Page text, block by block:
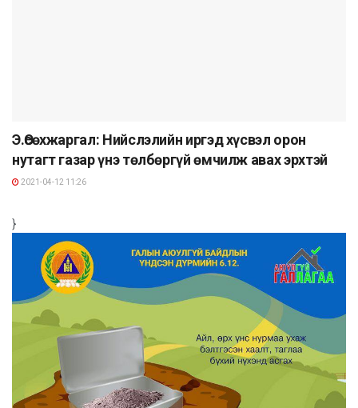
Э.Өсөхжаргал: Нийслэлийн иргэд хүсвэл орон
нутагт газар үнэ төлбөргүй өмчилж авах эрхтэй
2021-04-12 11:26
}